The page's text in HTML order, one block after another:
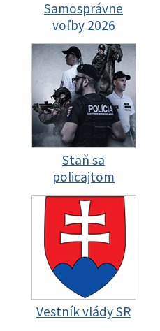
Samosprávne
voľby 2026
Staň sa
policajtom
Vestník vlády SR